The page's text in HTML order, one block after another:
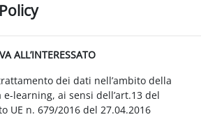
ALL’INTERESSATO
dei dati nell’ambito della
learning, ai sensi dell’art.13 del
UE n. 679/2016 del 27.04.2016